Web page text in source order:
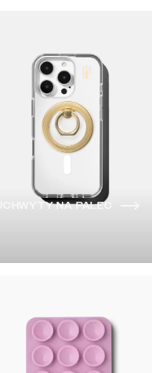
UCHWYTY NA PALEC